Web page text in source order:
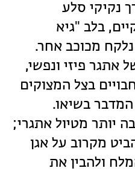
נקיקי סלע
בלב "גיא
מכוכב אחר.
של אתגר פיזי ונפשי,
בצל המצוקים
המדבר בשיאו.
יותר מטיול אתגרי;
מקרוב על אגן
ולהבין את